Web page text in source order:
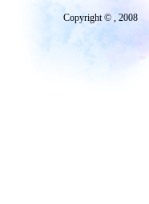
Copyright © , 2008